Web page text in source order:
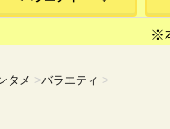
※
タメ >バラエティ >